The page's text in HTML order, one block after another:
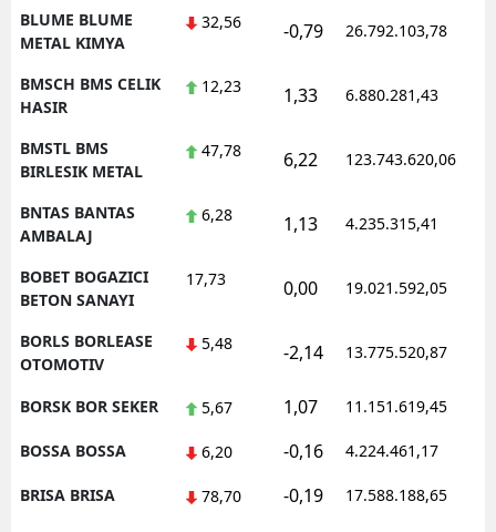
BLUME BLUME
METAL KIMYA
32,56 -0,79 26.792.103,78
BMSCH BMS CELIK
HASIR
12,23 1,33 6.880.281,43
BMSTL BMS
BIRLESIK METAL
47,78 6,22 123.743.620,06
BNTAS BANTAS
AMBALAJ
6,28 1,13 4.235.315,41
BOBET BOGAZICI
BETON SANAYI
17,73 0,00 19.021.592,05
BORLS BORLEASE
OTOMOTIV
5,48 -2,14 13.775.520,87
BORSK BOR SEKER 5,67 1,07 11.151.619,45
BOSSA BOSSA 6,20 -0,16 4.224.461,17
BRISA BRISA 78,70 -0,19 17.588.188,65